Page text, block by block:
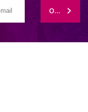
ODEBÍRAT